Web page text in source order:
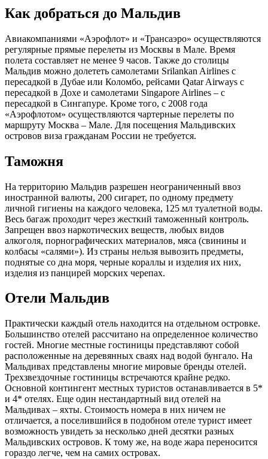
Как добраться до Мальдив
Авиакомпаниями «Аэрофлот» и «Трансаэро» осуществляются
регулярные прямые перелеты из Москвы в Мале. Время
полета составляет не менее 9 часов. Также до столицы
Мальдив можно долететь самолетами Srilankan Airlines с
пересадкой в Дубае или Коломбо, рейсами Qatar Airways с
пересадкой в Дохе и самолетами Singapore Airlines – с
пересадкой в Сингапуре. Кроме того, с 2008 года
«Аэрофлотом» осуществляются чартерные перелеты по
маршруту Москва – Мале. Для посещения Мальдивских
островов виза гражданам России не требуется.
Таможня
На территорию Мальдив разрешен неограниченный ввоз
иностранной валюты, 200 сигарет, по одному предмету
личной гигиены на каждого человека, 125 мл туалетной воды.
Весь багаж проходит через жесткий таможенный контроль.
Запрещен ввоз наркотических веществ, любых видов
алкоголя, порнографических материалов, мяса (свинины и
колбасы «салями»). Из страны нельзя вывозить предметы,
поднятые со дна моря, черные кораллы и изделия их них,
изделия из панцирей морских черепах.
Отели Мальдив
Практически каждый отель находится на отдельном островке.
Большинство отелей рассчитано на определенное количество
гостей. Многие местные гостиницы представляют собой
расположенные на деревянных сваях над водой бунгало. На
Мальдивах представлены многие мировые бренды отелей.
Трехзвездочные гостиницы встречаются крайне редко.
Основной контингент местных туристов останавливается в 5*
и 4* отелях. Еще один нестандартный вид отелей на
Мальдивах – яхты. Стоимость номера в них ничем не
отличается, а поселившийся в подобном отеле турист имеет
возможность увидеть за несколько дней десятки разных
Мальдивских островов. К тому же, на воде жара переносится
гораздо легче, чем на самих островах.